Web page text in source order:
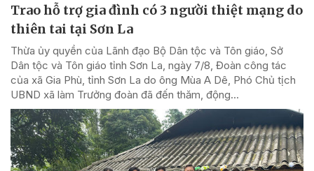
Trao hỗ trợ gia đình có 3 người thiệt mạng do
thiên tai tại Sơn La
Thừa ủy quyền của Lãnh đạo Bộ Dân tộc và Tôn giáo, Sở
Dân tộc và Tôn giáo tỉnh Sơn La, ngày 7/8, Đoàn công tác
của xã Gia Phù, tỉnh Sơn La do ông Mùa A Dê, Phó Chủ tịch
UBND xã làm Trưởng đoàn đã đến thăm, động...